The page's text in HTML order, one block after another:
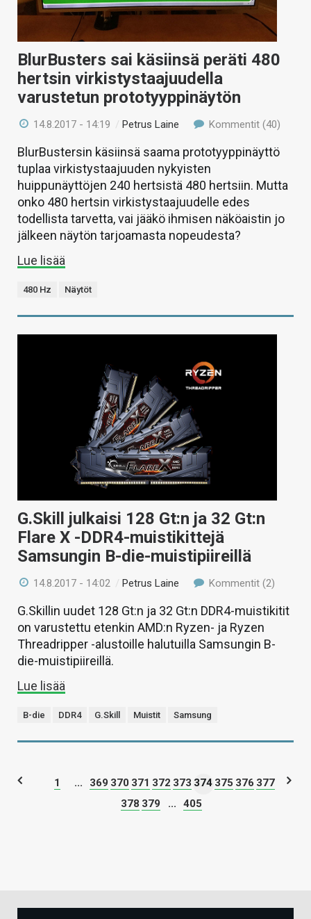
BlurBusters sai käsiinsä peräti 480
hertsin virkistystaajuudella
varustetun prototyyppinäytön
14.8.2017 - 14:19 /Petrus Laine Kommentit (40)
BlurBustersin käsiinsä saama prototyyppinäyttö
tuplaa virkistystaajuuden nykyisten
huippunäyttöjen 240 hertsistä 480 hertsiin. Mutta
onko 480 hertsin virkistystaajuudelle edes
todellista tarvetta, vai jääkö ihmisen näköaistin jo
jälkeen näytön tarjoamasta nopeudesta?
Lue lisää
480 Hz Näytöt
G.Skill julkaisi 128 Gt:n ja 32 Gt:n
Flare X -DDR4-muistikittejä
Samsungin B-die-muistipiireillä
14.8.2017 - 14:02 /Petrus Laine Kommentit (2)
G.Skillin uudet 128 Gt:n ja 32 Gt:n DDR4-muistikitit
on varustettu etenkin AMD:n Ryzen- ja Ryzen
Threadripper -alustoille halutuilla Samsungin B-
die-muistipiireillä.
Lue lisää
B-die DDR4 G.Skill Muistit Samsung
1 ... 369 370 371 372 373 374 375 376 377
378 379 ... 405